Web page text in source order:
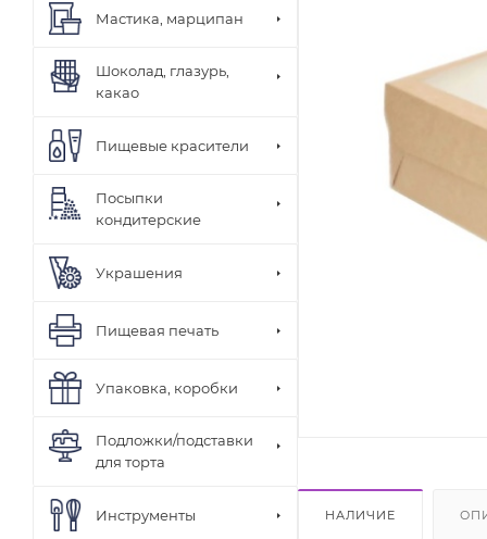
НАЛИЧИЕ
Мастика, марципан
Шоколад, глазурь,
какао
Пищевые красители
Посыпки
кондитерские
Украшения
Пищевая печать
Упаковка, коробки
Подложки/подставки
для торта
Инструменты